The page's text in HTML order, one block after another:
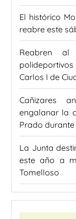
El histórico
reabre este
Reabren
Carlos I de
Cañizares
engalanar la
Prado
La Junta
este año a
Tomelloso